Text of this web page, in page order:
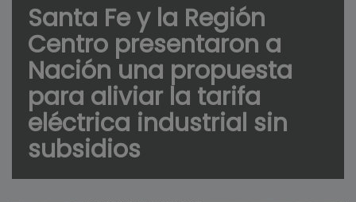
Santa Fe y la Región
Centro presentaron a
Nación una propuesta
para aliviar la tarifa
eléctrica industrial sin
subsidios